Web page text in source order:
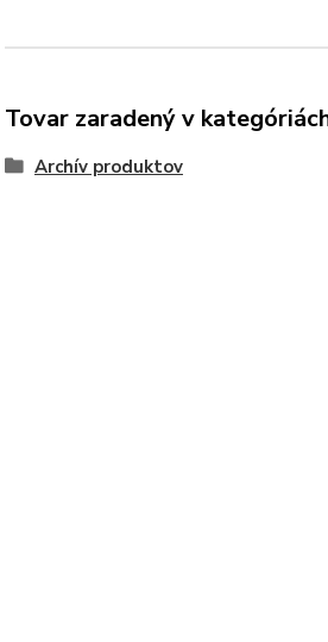
Tovar zaradený v
Archív produktov